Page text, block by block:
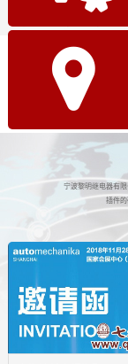
宁波黎明继电器有
插件